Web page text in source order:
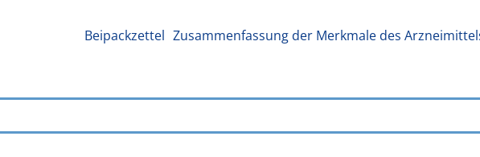
Beipackzettel Zusammenfassung der Merkmale des